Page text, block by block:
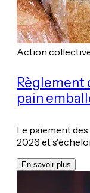
Action
Règlement
pain
Le paiement
2026 et
En savoir plus